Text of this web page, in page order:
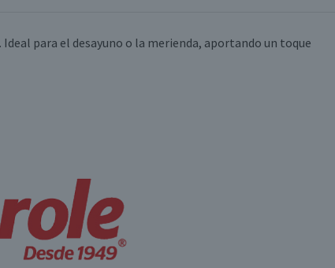
para el desayuno o la merienda, aportando un toque